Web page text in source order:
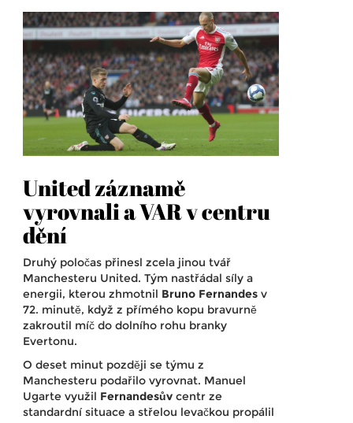
United záznamě
vyrovnali a VAR v centru
dění
Druhý poločas přinesl zcela jinou tvář
Manchesteru United. Tým nastřádal síly a
energii, kterou zhmotnil Bruno Fernandes v
72. minutě, když z přímého kopu bravurně
zakroutil míč do dolního rohu branky
Evertonu.
O deset minut později se týmu z
Manchesteru podařilo vyrovnat. Manuel
Ugarte využil Fernandesův centr ze
standardní situace a střelou levačkou propálil